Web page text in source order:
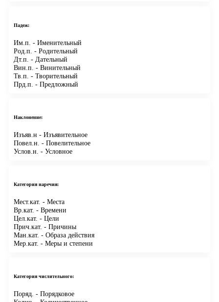
Падеж:
Им.п. - Именительный
Род.п. - Родительный
Дт.п. - Дательный
Вин.п. - Винительный
Тв.п. - Творительный
Прд.п. - Предложный
Наклонение:
Изъяв.н - Изъявительное
Повел.н. - Повелительное
Услов.н. - Условное
Категория наречия:
Мест.кат. - Места
Вр.кат. - Времени
Цел.кат. - Цели
Прич.кат. - Причины
Ман.кат. - Образа действия
Мер.кат. - Меры и степени
Категория числительного:
Поряд. - Порядковое